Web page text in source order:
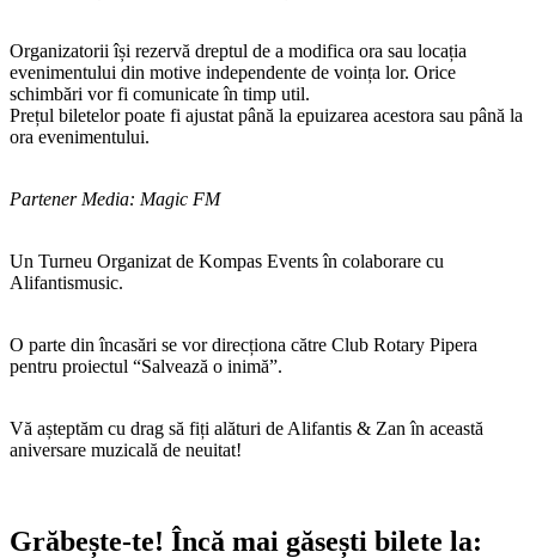
Organizatorii își rezervă dreptul de a modifica ora sau locația
evenimentului din motive independente de voința lor. Orice
schimbări vor fi comunicate în timp util.
Prețul biletelor poate fi ajustat până la epuizarea acestora sau până la
ora evenimentului.
Partener Media: Magic FM
Un Turneu Organizat de Kompas Events în colaborare cu
Alifantismusic.
O parte din încasări se vor direcționa către Club Rotary Pipera
pentru proiectul “Salvează o inimă”.
Vă așteptăm cu drag să fiți alături de Alifantis & Zan în această
aniversare muzicală de neuitat!
Grăbește-te! Încă mai găsești bilete la: